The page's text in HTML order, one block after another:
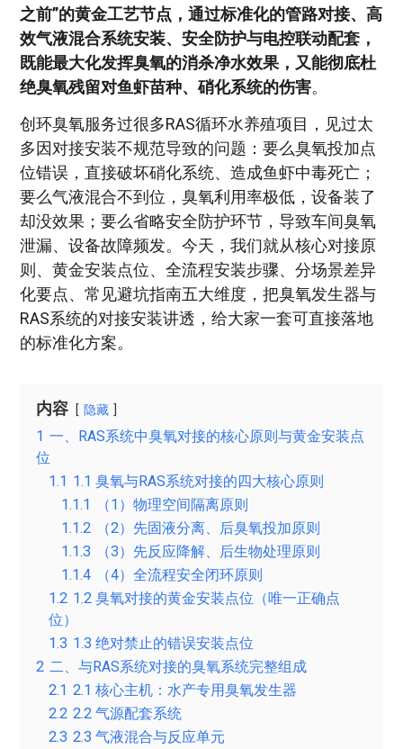
之前”的黄金工艺节点，通过标准化的管路对接、高
效气液混合系统安装、安全防护与电控联动配套，
既能最大化发挥臭氧的消杀净水效果，又能彻底杜
绝臭氧残留对鱼虾苗种、硝化系统的伤害。
创环臭氧服务过很多RAS循环水养殖项目，见过太
多因对接安装不规范导致的问题：要么臭氧投加点
位错误，直接破坏硝化系统、造成鱼虾中毒死亡；
要么气液混合不到位，臭氧利用率极低，设备装了
却没效果；要么省略安全防护环节，导致车间臭氧
泄漏、设备故障频发。今天，我们就从核心对接原
则、黄金安装点位、全流程安装步骤、分场景差异
化要点、常见避坑指南五大维度，把臭氧发生器与
RAS系统的对接安装讲透，给大家一套可直接落地
的标准化方案。
内容 隐藏
1 一、RAS系统中臭氧对接的核心原则与黄金安装点
位
1.1 1.1 臭氧与RAS系统对接的四大核心原则
1.1.1
（1）物理空间隔离原则
1.1.2
（2）先固液分离、后臭氧投加原则
1.1.3
（3）先反应降解、后生物处理原则
1.1.4
（4）全流程安全闭环原则
1.2 1.2 臭氧对接的黄金安装点位（唯一正确点
位）
1.3 1.3 绝对禁止的错误安装点位
2 二、与RAS系统对接的臭氧系统完整组成
2.1 2.1 核心主机：水产专用臭氧发生器
2.2 2.2 气源配套系统
2.3 2.3 气液混合与反应单元